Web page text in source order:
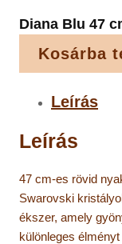
Diana Blu 47
Kosárba
Leírás
Leírás
47 cm-es rövid
Swarovski
ékszer, amely
különleges